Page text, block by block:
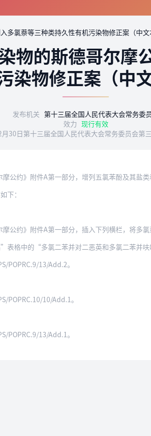
多氯萘等三种类持久性有机污染物修正案（中文
物的斯德哥尔摩
染物修正案（中文
发布机关 第十三届全国人民代表大会常务委
效力 现行有效
月30日第十三届全国人民代表大会常务委员会第
件A第一部分，增列五氯苯酚及其盐类和酯类，并插入下
下：
件A第一部分，插入下列横栏，将多氯萘包括二氯萘、三
“多氯二苯并对二恶英和多氯二苯并呋喃（PCDD/
POPRC.9/13/Add.2。
POPRC.10/10/Add.1。
POPRC.9/13/Add.1。